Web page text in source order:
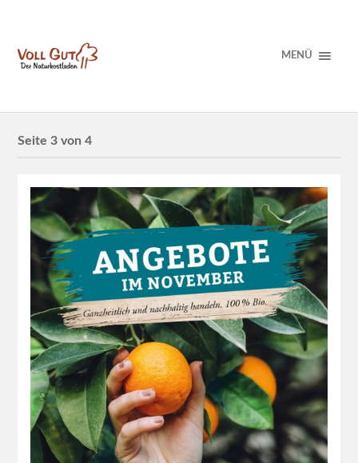
MENÜ
Seite 3 von 4